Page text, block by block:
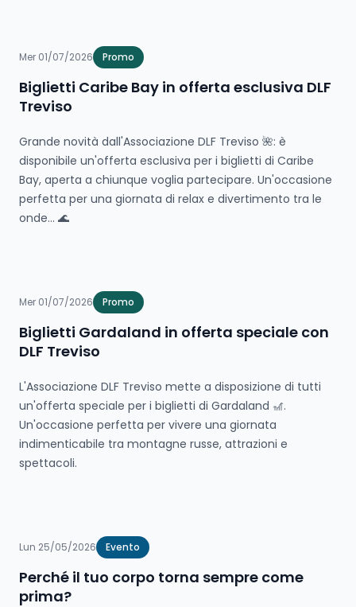
Mer 01/07/2026 Promo
Biglietti Caribe Bay in offerta esclusiva DLF
Treviso
Grande novità dall'Associazione DLF Treviso 🌺: è
disponibile un'offerta esclusiva per i biglietti di Caribe
Bay, aperta a chiunque voglia partecipare. Un'occasione
perfetta per una giornata di relax e divertimento tra le
onde... 🌊
Mer 01/07/2026 Promo
Biglietti Gardaland in offerta speciale con
DLF Treviso
L'Associazione DLF Treviso mette a disposizione di tutti
un'offerta speciale per i biglietti di Gardaland 🎢.
Un'occasione perfetta per vivere una giornata
indimenticabile tra montagne russe, attrazioni e
spettacoli.
Lun 25/05/2026 Evento
Perché il tuo corpo torna sempre come
prima?